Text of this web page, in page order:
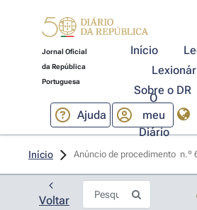
Jornal Oficial
da República
Portuguesa
Início
Sobre o DR
Ajuda
O
meu
Diário
Início Anúncio de procedimento  n.º
Voltar